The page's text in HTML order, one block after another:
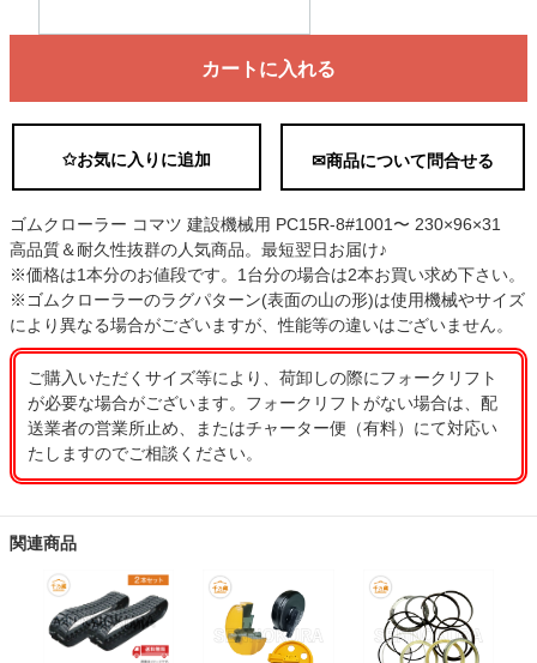
カートに入れる
✩お気に入りに追加 ✉商品について問合せる
ゴムクローラー コマツ 建設機械用 PC15R-8#1001〜 230×96×31
高品質＆耐久性抜群の人気商品。最短翌日お届け♪
※価格は1本分のお値段です。1台分の場合は2本お買い求め下さい。
※ゴムクローラーのラグパターン(表面の山の形)は使用機械やサイズ
により異なる場合がございますが、性能等の違いはございません。
ご購入いただくサイズ等により、荷卸しの際にフォークリフト
が必要な場合がございます。フォークリフトがない場合は、配
送業者の営業所止め、またはチャーター便（有料）にて対応い
たしますのでご相談ください。
関連商品